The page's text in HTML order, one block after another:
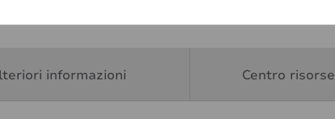
informazioni Centro risorse